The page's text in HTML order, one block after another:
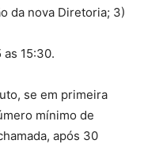
da nova Diretoria; 3)
15:30.
se em primeira
mínimo de
após 30